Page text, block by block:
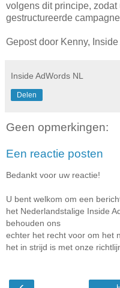
volgens dit principe,
gestructureerde
Gepost door Kenny,
Inside AdWords NL
Delen
Geen opmerkingen:
Een reactie posten
Bedankt voor uw reactie!
U bent welkom om een
het Nederlandstalige Inside
behouden ons
echter het recht voor om het
het in strijd is met onze